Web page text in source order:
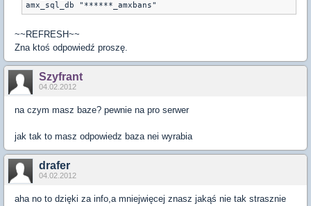
~~REFRESH~~
Zna ktoś odpowiedź proszę.
Szyfrant
04.02.2012
na czym masz baze? pewnie na pro serwer
jak tak to masz odpowiedz baza nei wyrabia
drafer
04.02.2012
aha no to dzięki za info,a mniejwięcej znasz jakąś nie tak strasznie